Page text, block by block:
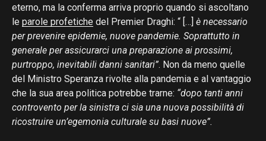
eterno, ma la conferma arriva proprio quando si ascoltano
le parole profetiche del Premier Draghi: “ […] è necessario
per prevenire epidemie, nuove pandemie. Soprattutto in
generale per assicurarci una preparazione ai prossimi,
purtroppo, inevitabili danni sanitari”. Non da meno quelle
del Ministro Speranza rivolte alla pandemia e al vantaggio
che la sua area politica potrebbe trarne: “dopo tanti anni
controvento per la sinistra ci sia una nuova possibilità di
ricostruire un’egemonia culturale su basi nuove”.